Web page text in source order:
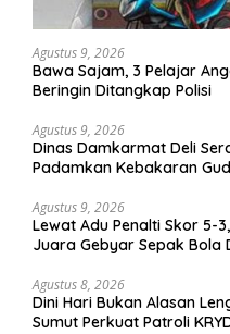
Agustus 9, 2026
Bawa Sajam, 3 Pelajar
Beringin Ditangkap Polisi
Agustus 9, 2026
Dinas Damkarmat Deli
Padamkan Kebakaran
Agustus 9, 2026
Lewat Adu Penalti Skor 5-
Juara Gebyar Sepak Bola
Agustus 8, 2026
Dini Hari Bukan Alasan
Sumut Perkuat Patroli